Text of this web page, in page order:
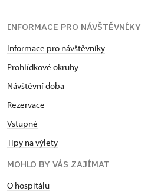
INFORMACE PRO NÁVŠTĚVNÍKY
Informace pro návštěvníky
Prohlídkové okruhy
Návštěvní doba
Rezervace
Vstupné
Tipy na výlety
MOHLO BY VÁS ZAJÍMAT
O hospitálu